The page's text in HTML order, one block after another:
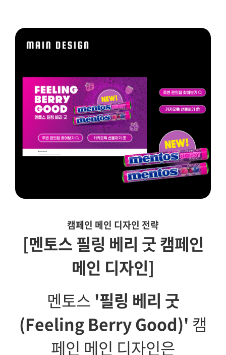
캠페인 메인 디자인 전략
[멘토스 필링 베리 굿 캠페인
메인 디자인]
멘토스 '필링 베리 굿
(Feeling Berry Good)' 캠
페인 메인 디자인은